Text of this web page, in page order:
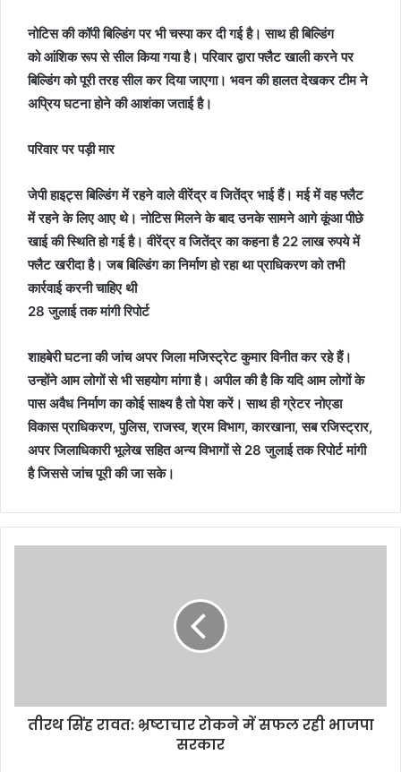
नोटिस की कॉपी बिल्डिंग पर भी चस्पा कर दी गई है। साथ ही बिल्डिंग
को आंशिक रूप से सील किया गया है। परिवार द्वारा फ्लैट खाली करने पर
बिल्डिंग को पूरी तरह सील कर दिया जाएगा। भवन की हालत देखकर टीम ने
अप्रिय घटना होने की आशंका जताई है।
परिवार पर पड़ी मार
जेपी हाइट्स बिल्डिंग में रहने वाले वीरेंद्र व जितेंद्र भाई हैं। मई में वह फ्लैट
में रहने के लिए आए थे। नोटिस मिलने के बाद उनके सामने आगे कूंआ पीछे
खाई की स्थिति हो गई है। वीरेंद्र व जितेंद्र का कहना है 22 लाख रुपये में
फ्लैट खरीदा है। जब बिल्डिंग का निर्माण हो रहा था प्राधिकरण को तभी
कार्रवाई करनी चाहिए थी
28 जुलाई तक मांगी रिपोर्ट
शाहबेरी घटना की जांच अपर जिला मजिस्ट्रेट कुमार विनीत कर रहे हैं।
उन्होंने आम लोगों से भी सहयोग मांगा है। अपील की है कि यदि आम लोगों के
पास अवैध निर्माण का कोई साक्ष्य है तो पेश करें। साथ ही ग्रेटर नोएडा
विकास प्राधिकरण, पुलिस, राजस्व, श्रम विभाग, कारखाना, सब रजिस्ट्रार,
अपर जिलाधिकारी भूलेख सहित अन्य विभागों से 28 जुलाई तक रिपोर्ट मांगी
है जिससे जांच पूरी की जा सके।
तीरथ सिंह रावत: भ्रष्टाचार रोकने में सफल रही भाजपा
सरकार